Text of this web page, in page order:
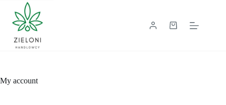
treści
Koszyk
My account